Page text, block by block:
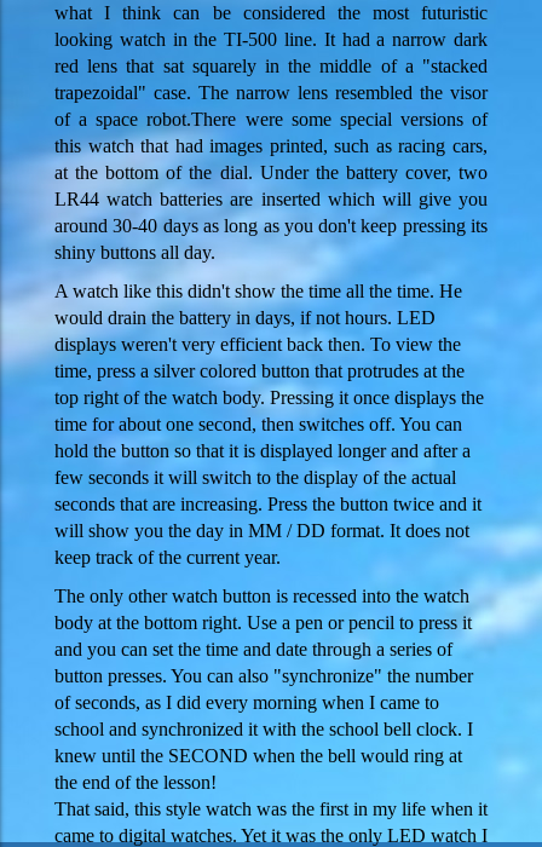
what I think can be considered the most futuristic
looking watch in the TI-500 line. It had a narrow dark
red lens that sat squarely in the middle of a "stacked
trapezoidal" case. The narrow lens resembled the visor
of a space robot.There were some special versions of
this watch that had images printed, such as racing cars,
at the bottom of the dial. Under the battery cover, two
LR44 watch batteries are inserted which will give you
around 30-40 days as long as you don't keep pressing its
shiny buttons all day.
A watch like this didn't show the time all the time. He
would drain the battery in days, if not hours. LED
displays weren't very efficient back then. To view the
time, press a silver colored button that protrudes at the
top right of the watch body. Pressing it once displays the
time for about one second, then switches off. You can
hold the button so that it is displayed longer and after a
few seconds it will switch to the display of the actual
seconds that are increasing. Press the button twice and it
will show you the day in MM / DD format. It does not
keep track of the current year.
The only other watch button is recessed into the watch
body at the bottom right. Use a pen or pencil to press it
and you can set the time and date through a series of
button presses. You can also "synchronize" the number
of seconds, as I did every morning when I came to
school and synchronized it with the school bell clock. I
knew until the SECOND when the bell would ring at
the end of the lesson!
That said, this style watch was the first in my life when it
came to digital watches. Yet it was the only LED watch I